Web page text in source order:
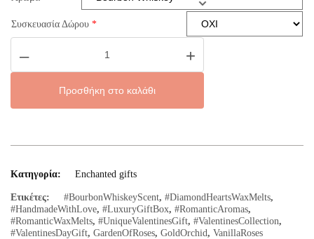
Συσκευασία Δώρου *
–
Valentine's
Hearts
+
Προσθήκη στο καλάθι
Κατηγορία: Enchanted gifts
Ετικέτες: #BourbonWhiskeyScent, #DiamondHeartsWaxMelts,
#HandmadeWithLove, #LuxuryGiftBox, #RomanticAromas,
#RomanticWaxMelts, #UniqueValentinesGift, #ValentinesCollection,
#ValentinesDayGift, GardenOfRoses, GoldOrchid, VanillaRoses